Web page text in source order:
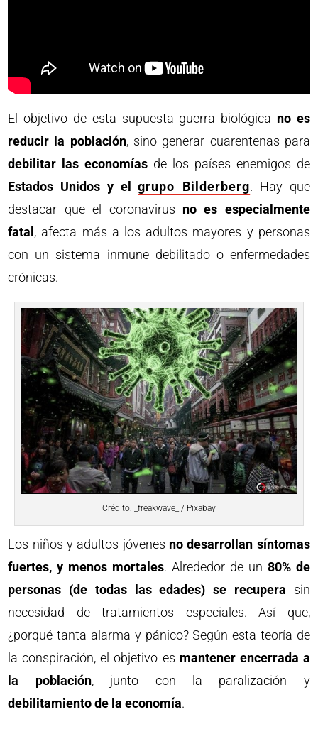
El objetivo de esta supuesta guerra biológica no es
reducir la población, sino generar cuarentenas para
debilitar las economías de los países enemigos de
Estados Unidos y elgrupo Bilderberg. Hay que
destacar que el coronavirus no es especialmente
fatal, afecta más a los adultos mayores y personas
con un sistema inmune debilitado o enfermedades
crónicas.
Crédito: _freakwave_ / Pixabay
Los niños y adultos jóvenes no desarrollan síntomas
fuertes, y menos mortales. Alrededor de un 80% de
personas (de todas las edades) se recupera sin
necesidad de tratamientos especiales. Así que,
¿porqué tanta alarma y pánico? Según esta teoría de
la conspiración, el objetivo es mantener encerrada a
la población, junto con la paralización y
debilitamiento de la economía.